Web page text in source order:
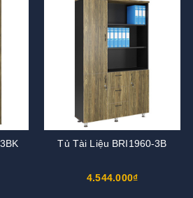
Tủ Tài Liệu BRI1960-3B
4.544.000₫